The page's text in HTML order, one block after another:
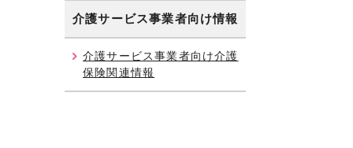
介護サービス事業者向け情報
介護サービス事業者向け介護
保険関連情報